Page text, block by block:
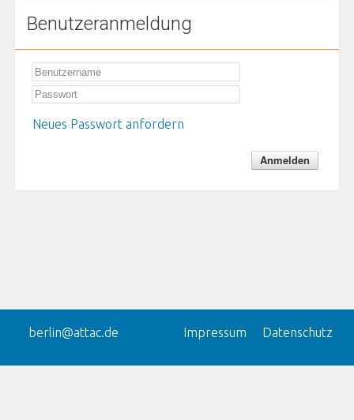
Benutzeranmeldung
Neues Passwort anfordern
berlin@attac.de Impressum Datenschutz